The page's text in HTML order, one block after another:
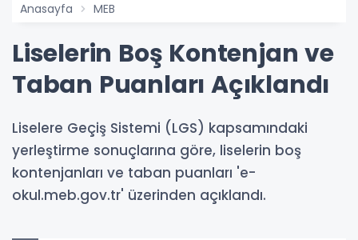
Anasayfa MEB
Liselerin Boş Kontenjan ve
Taban Puanları Açıklandı
Liselere Geçiş Sistemi (LGS) kapsamındaki
yerleştirme sonuçlarına göre, liselerin boş
kontenjanları ve taban puanları 'e-
okul.meb.gov.tr' üzerinden açıklandı.